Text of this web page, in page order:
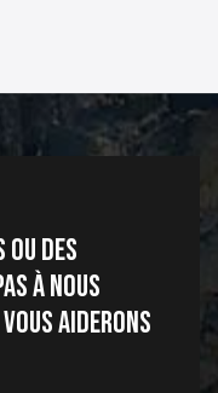
ou des
à nous
vous aiderons